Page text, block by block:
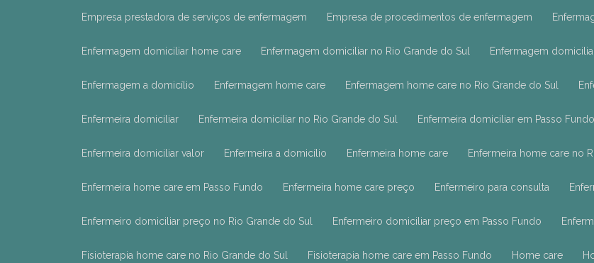
Empresa prestadora de serviços de enfermagem Empresa de procedimentos de enfermagem
Enfermagem domiciliar home care Enfermagem domiciliar no Rio Grande do Sul Enfermagem
Enfermagem a domicílio Enfermagem home care Enfermagem home care no Rio Grande do Sul
Enfermeira domiciliar Enfermeira domiciliar no Rio Grande do Sul Enfermeira domiciliar em Passo Fundo
Enfermeira domiciliar valor Enfermeira a domicílio Enfermeira home care Enfermeira home care no
Enfermeira home care em Passo Fundo Enfermeira home care preço Enfermeiro para consulta
Enfermeiro domiciliar preço no Rio Grande do Sul Enfermeiro domiciliar preço em Passo Fundo
Fisioterapia home care no Rio Grande do Sul Fisioterapia home care em Passo Fundo Home care